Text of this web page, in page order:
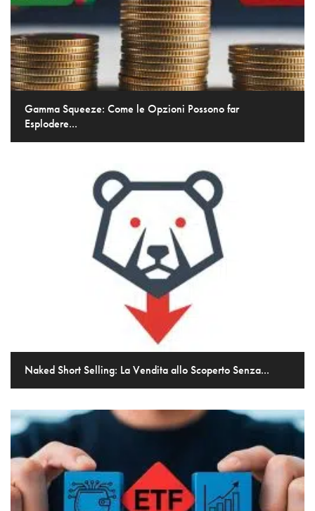
Gamma Squeeze: Come le Opzioni Possono far
Esplodere...
Naked Short Selling: La Vendita allo Scoperto Senza...